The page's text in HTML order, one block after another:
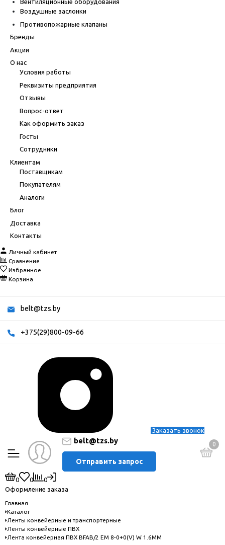
Вентиляционные оборудования
Воздушные заслонки
Противопожарные клапаны
Бренды
Акции
О нас
Условия работы
Реквизиты предприятия
Отзывы
Вопрос-ответ
Как оформить заказ
Госты
Сотрудники
Клиентам
Поставщикам
Покупателям
Аналоги
Блог
Доставка
Контакты
Личный кабинет
Сравнение
Избранное
Корзина
belt@tzs.by
+375(29)800-09-66
Заказать звонок
belt@tzs.by
Отправить запрос
0
0 0
0
Оформление заказа
Главная
Каталог
Ленты конвейерные и транспортерные
Ленты конвейерные ПВХ
Лента конвейерная ПВХ BFAB/2 EM 8-0+0(V) W 1.6MM